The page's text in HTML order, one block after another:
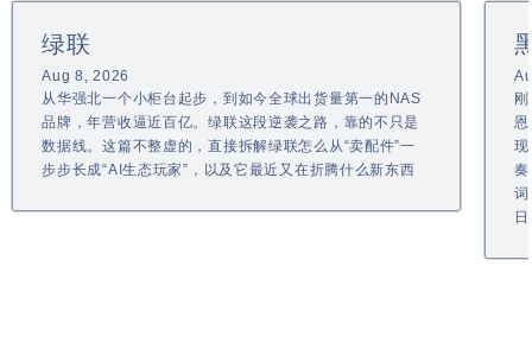
绿联
Aug 8, 2026
从华强北一个小柜台起步，到如今全球出货量第一的NAS
品牌，年营收逼近百亿。绿联这段逆袭之路，靠的不只是
数据线。这篇不整虚的，直接拆解绿联怎么从“卖配件”一
步步长成“AI生态玩家”，以及它最近又在折腾什么新东西
恩
现
奏
词